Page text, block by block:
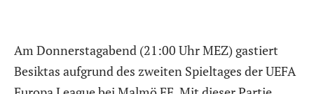
Am Donnerstagabend (21:00 Uhr MEZ) gastiert
Besiktas aufgrund des zweiten Spieltages der UEFA